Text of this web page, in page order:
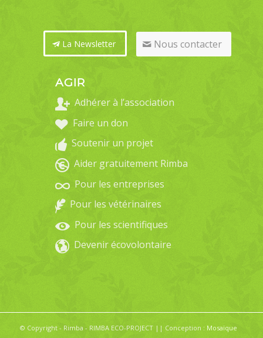
La Newsletter Nous contacter
AGIR
Adhérer à l’association
Faire un don
Soutenir un projet
Aider gratuitement Rimba
Pour les entreprises
Pour les vétérinaires
Pour les scientifiques
Devenir écovolontaire
© Copyright - Rimba - RIMBA ECO-PROJECT || Conception : Mosaïque